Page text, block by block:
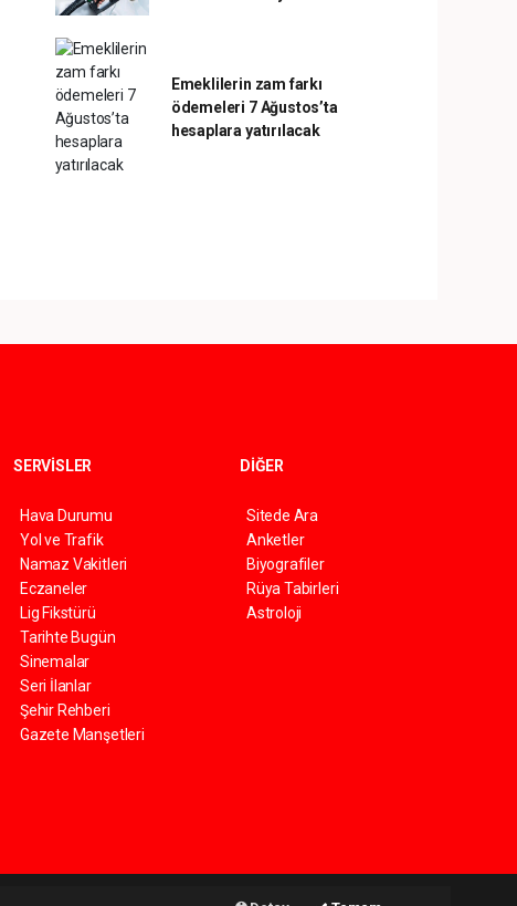
Emeklilerin zam farkı
ödemeleri 7 Ağustos’ta
hesaplara yatırılacak
SERVİSLER
Hava Durumu
Yol ve Trafik
Namaz Vakitleri
Eczaneler
Lig Fikstürü
Tarihte Bugün
Sinemalar
Seri İlanlar
Şehir Rehberi
Gazete Manşetleri
DİĞER
Sitede Ara
Anketler
Biyografiler
Rüya Tabirleri
Astroloji